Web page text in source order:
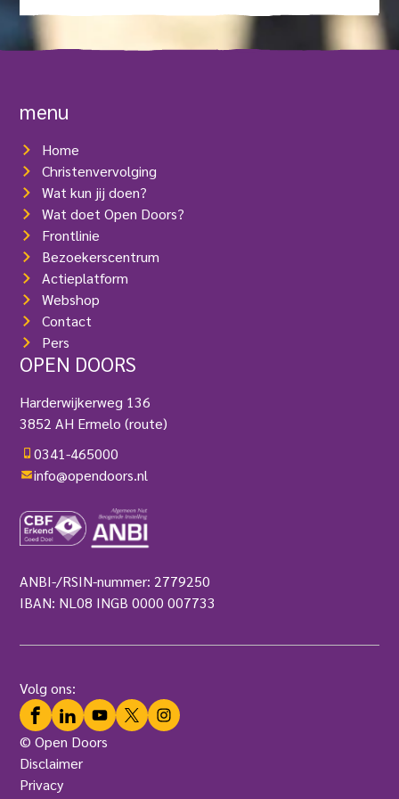
e
e
)
e
r
i
t
)
menu
Home
Christenvervolging
Wat kun jij doen?
Wat doet Open Doors?
Frontlinie
Bezoekerscentrum
Actieplatform
Webshop
Contact
Pers
OPEN DOORS
Harderwijkerweg 136
3852 AH Ermelo(route)
0341-465000
info@opendoors.nl
ANBI-/RSIN-nummer: 2779250
IBAN: NL08 INGB 0000 007733
© Open Doors
Disclaimer
Privacy
Volg ons:
Facebook
LinkedInYouTube
TwitterInstagram